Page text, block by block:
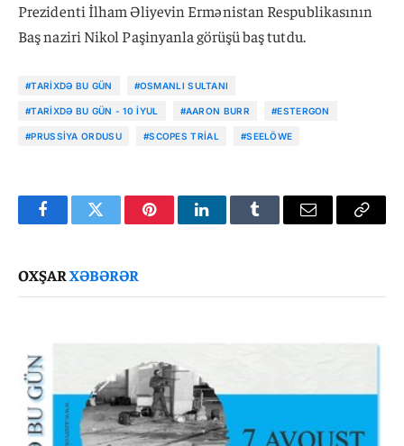
Prezidenti İlham Əliyevin Ermənistan Respublikasının
Baş naziri Nikol Paşinyanla görüşü baş tutdu.
#TARIXDƏ BU GÜN #OSMANLI SULTANI
#TARIXDƏ BU GÜN - 10 İYUL #AARON BURR #ESTERGON
#PRUSSIYA ORDUSU #SCOPES TRIAL #SEELÖWE
FacebookTwitter PinterestLinkedInTumblr Email
Copy
OXŞARXƏBƏRƏR